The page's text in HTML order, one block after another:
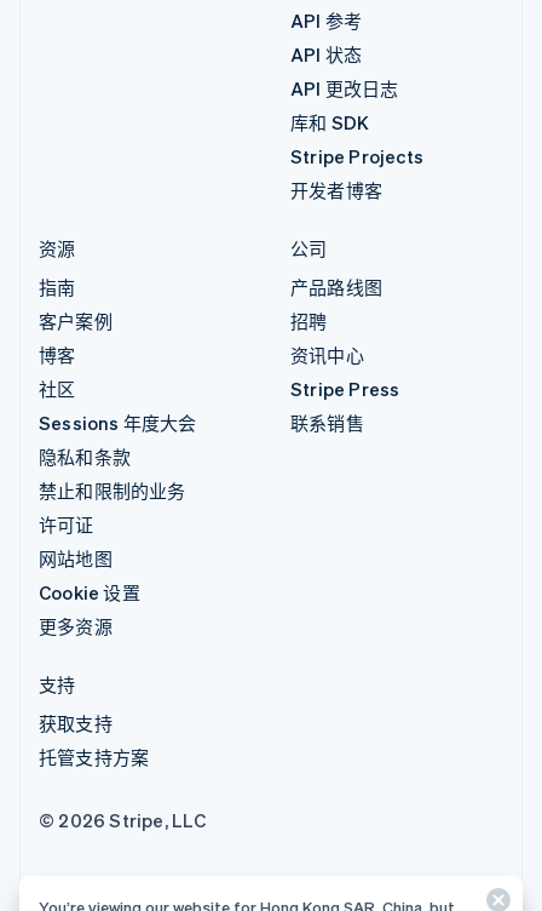
API 参考
API 状态
API 更改日志
库和 SDK
Stripe Projects
开发者博客
资源
指南
客户案例
博客
社区
Sessions 年度大会
隐私和条款
禁止和限制的业务
许可证
网站地图
Cookie 设置
更多资源
公司
产品路线图
招聘
资讯中心
Stripe Press
联系销售
支持
获取支持
托管支持方案
© 2026 Stripe, LLC
You’re viewing our website for Hong Kong SAR, China, but